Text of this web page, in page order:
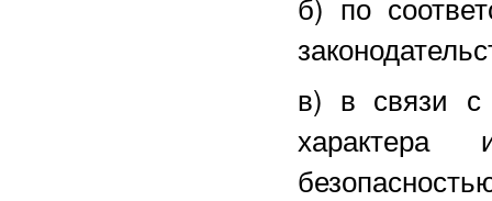
в) в связи с
характера